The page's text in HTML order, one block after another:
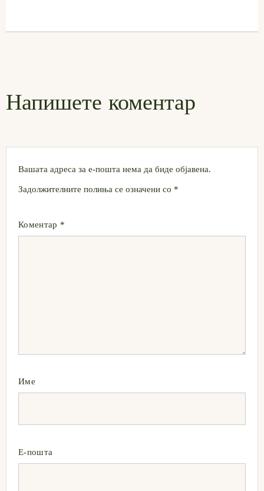
Напишете коментар
Вашата адреса за е-пошта нема да биде објавена.
Задолжителните полиња се означени со *
Коментар *
Име
Е-пошта